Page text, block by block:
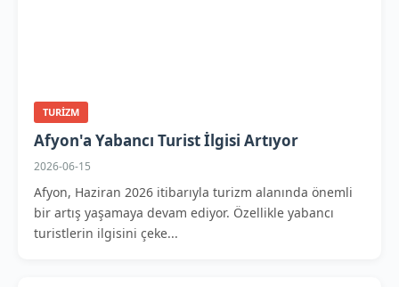
TURIZM
Afyon'a Yabancı Turist İlgisi Artıyor
2026-06-15
Afyon, Haziran 2026 itibarıyla turizm alanında önemli
bir artış yaşamaya devam ediyor. Özellikle yabancı
turistlerin ilgisini çeke...